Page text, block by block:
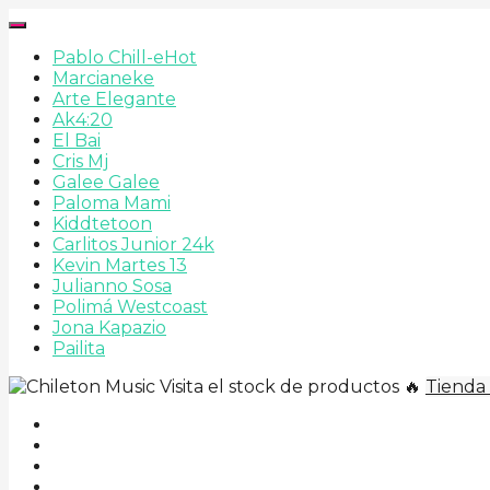
Pablo Chill-eHot
Marcianeke
Arte Elegante
Ak4:20
El Bai
Cris Mj
Galee Galee
Paloma Mami
Kiddtetoon
Carlitos Junior 24k
Kevin Martes 13
Julianno Sosa
Polimá Westcoast
Jona Kapazio
Pailita
Visita el stock de productos 🔥 Tienda